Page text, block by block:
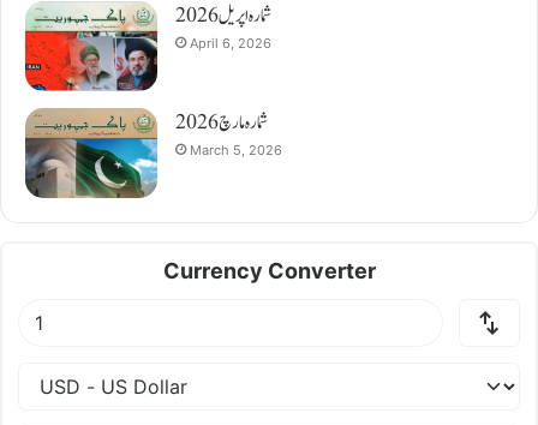
شمارہ اپریل 2026
April 6, 2026
شمارہ مارچ 2026
March 5, 2026
Currency Converter